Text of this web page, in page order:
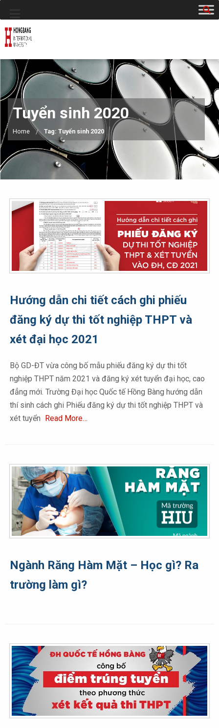
Tuyển sinh 2020
Home Tag: Tuyển sinh 2020
Hướng dẫn chi tiết cách ghi phiếu
đăng ký dự thi tốt nghiệp THPT và
xét đại học 2021
Bộ GD-ĐT vừa công bố mẫu phiếu đăng ký dự thi tốt
nghiệp THPT năm 2021 và đăng ký xét tuyển đại học, cao
đẳng mới. Trường Đại học Quốc tế Hồng Bàng hướng dẫn
thí sinh cách ghi Phiếu đăng ký dự thi tốt nghiệp THPT và
xét tuyển Read More…
Ngành Răng Hàm Mặt – Học gì? Ra
trường làm gì?